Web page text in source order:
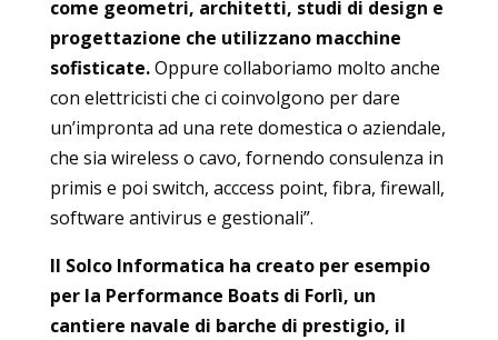
come geometri, architetti, studi di design e
progettazione che utilizzano macchine
sofisticate.Oppure collaboriamo molto anche
con elettricisti che ci coinvolgono per dare
un’impronta ad una rete domestica o aziendale,
che sia wireless o cavo, fornendo consulenza in
primis e poi switch, acccess point, fibra, firewall,
software antivirus e gestionali”.
Il Solco Informatica ha creato per esempio
per la Performance Boats di Forlì, un
cantiere navale di barche di prestigio, il